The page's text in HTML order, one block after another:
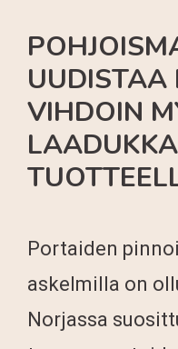
UUDISTAA
VIHDOIN
Portaiden
askelmilla on
Norjassa